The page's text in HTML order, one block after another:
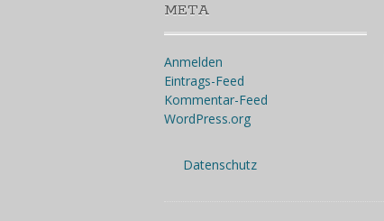
META
Anmelden
Eintrags-Feed
Kommentar-Feed
WordPress.org
Datenschutz